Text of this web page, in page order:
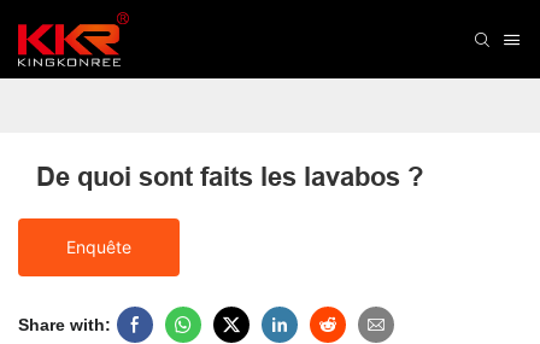
De quoi sont faits les lavabos ?
Enquête
Share with: